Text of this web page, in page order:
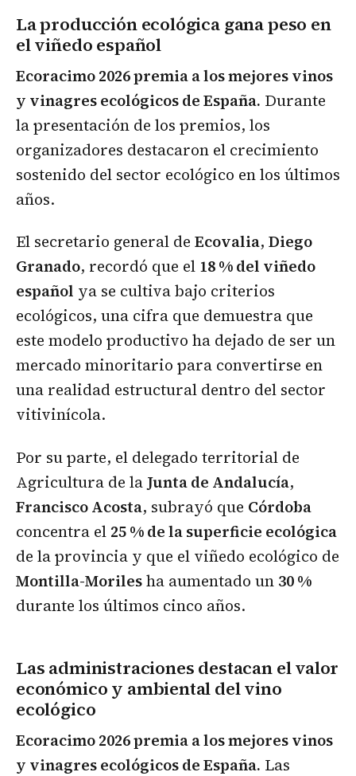
La producción ecológica gana peso en
el viñedo español
Ecoracimo 2026 premia a los mejores vinos
y vinagres ecológicos de España. Durante
la presentación de los premios, los
organizadores destacaron el crecimiento
sostenido del sector ecológico en los últimos
años.
El secretario general de Ecovalia, Diego
Granado, recordó que el 18 % del viñedo
español ya se cultiva bajo criterios
ecológicos, una cifra que demuestra que
este modelo productivo ha dejado de ser un
mercado minoritario para convertirse en
una realidad estructural dentro del sector
vitivinícola.
Por su parte, el delegado territorial de
Agricultura de la Junta de Andalucía,
Francisco Acosta, subrayó que Córdoba
concentra el 25 % de la superficie ecológica
de la provincia y que el viñedo ecológico de
Montilla-Morilesha aumentado un 30 %
durante los últimos cinco años.
Las administraciones destacan el valor
económico y ambiental del vino
ecológico
Ecoracimo 2026 premia a los mejores vinos
y vinagres ecológicos de España. Las